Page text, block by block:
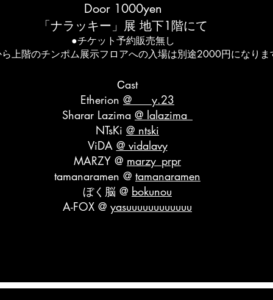
Door 1000yen
「ナラッキー」展 地下1階にて
●チケット予約販売無し
上階のチンポム展示フロアへの入場は別途2000円になりま
Cast
Etherion @ ___y.23
Sharar Lazima @ lalazima_
NTsKi @ ntski
ViDA @ vidalavy
MARZY @ marzy_prpr
tamanaramen @ tamanaramen
ぼく脳 @ bokunou
A-FOX @ yasuuuuuuuuuuuu